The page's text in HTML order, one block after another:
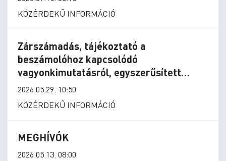
KÖZÉRDEKŰ INFORMÁCIÓ
Zárszámadás, tájékoztató a
beszámolóhoz kapcsolódó
vagyonkimutatásról, egyszerűsített
mérlegről
2026.05.29. 10:50
KÖZÉRDEKŰ INFORMÁCIÓ
MEGHÍVÓK
2026.05.13. 08:00